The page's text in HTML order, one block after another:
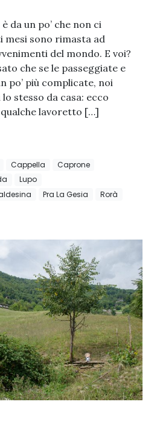
da un po’ che non ci
mesi sono rimasta ad
del mondo. E voi?
che se le passeggiate e
po’ più complicate, noi
stesso da casa: ecco
lavoretto […]
Cappella
Caprone
Lupo
Pra La Gesia
Rorà